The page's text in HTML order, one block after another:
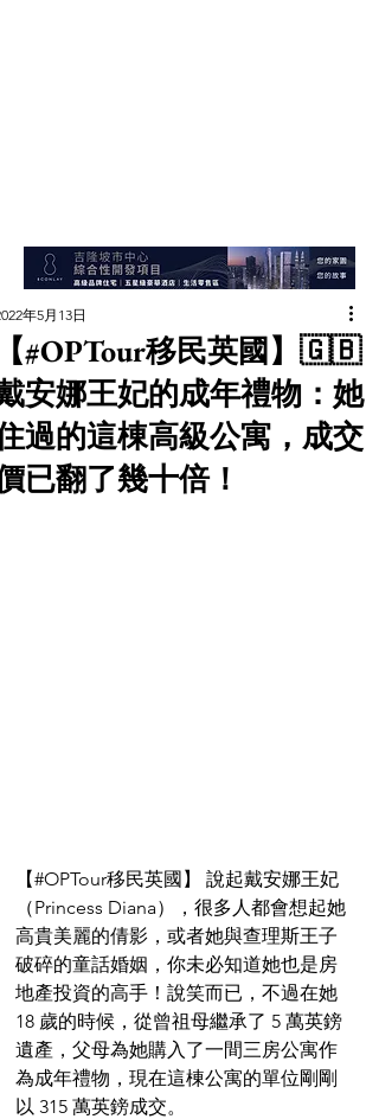
#OPTour移民英國】🇬🇧
安娜王妃的成年禮物：她
過的這棟高級公寓，成交
已翻了幾十倍！
年5月13日
【#OPTour移民英國】 說起戴安娜王妃
（Princess Diana），很多人都會想起她
高貴美麗的倩影，或者她與查理斯王子
破碎的童話婚姻，你未必知道她也是房
地產投資的高手！說笑而已，不過在她
18 歲的時候，從曾祖母繼承了 5 萬英鎊
遺產，父母為她購入了一間三房公寓作
為成年禮物，現在這棟公寓的單位剛剛
以 315 萬英鎊成交。